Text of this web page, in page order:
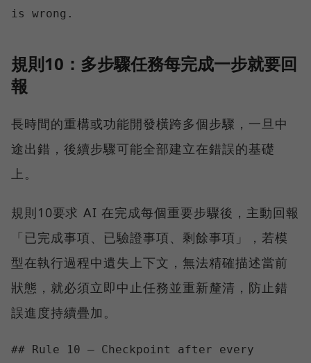
規則10：多步驟任務每完成一步就要回
報
長時間的重構或功能開發橫跨多個步驟，一旦中
途出錯，後續步驟可能全部建立在錯誤的基礎
上。
規則10要求 AI 在完成每個重要步驟後，主動回報
「已完成事項、已驗證事項、剩餘事項」，若模
型在執行過程中遺失上下文，無法精確描述當前
狀態，就必須立即中止任務並重新釐清，防止錯
誤進度持續疊加。
## Rule 10 — Checkpoint after every